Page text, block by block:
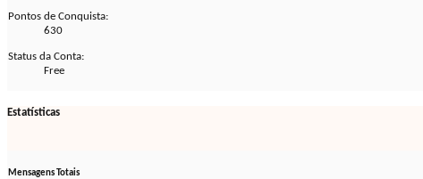
Pontos de Conquista:
630
Status da Conta:
Free
Estatísticas
Mensagens Totais